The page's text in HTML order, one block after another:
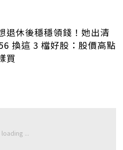
退休後穩穩領錢！她出清
換這 3 檔好股：股價高點
買